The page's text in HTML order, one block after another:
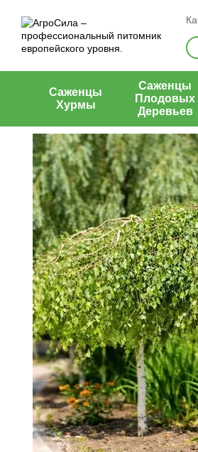
Саженцы
Хурмы
Саженцы
Плодовых
Деревьев